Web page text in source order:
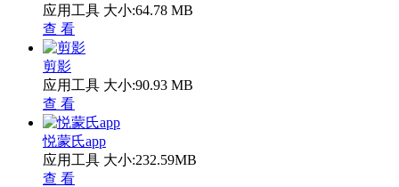
应用工具 大小:64.78 MB
查 看
剪影
应用工具 大小:90.93 MB
查 看
悦蒙氏app
应用工具 大小:232.59MB
查 看